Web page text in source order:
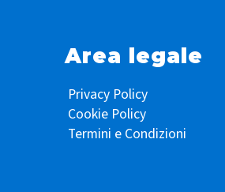
Area legale
Privacy Policy
Cookie Policy
Termini e Condizioni